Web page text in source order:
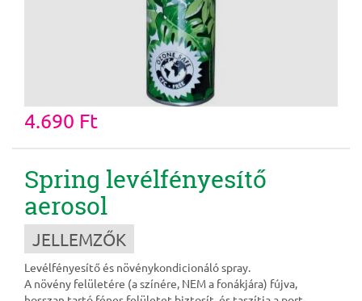
4.690 Ft
Spring levélfényesítő
aerosol
JELLEMZŐK
Levélfényesítő és növénykondicionáló spray.
A növény felületére (a színére, NEM a fonákjára) fújva,